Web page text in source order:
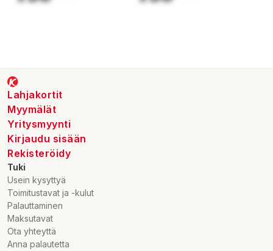
Lahjakortit
Myymälät
Yritysmyynti
Kirjaudu sisään
Rekisteröidy
Tuki
Usein kysyttyä
Toimitustavat ja -kulut
Palauttaminen
Maksutavat
Ota yhteyttä
Anna palautetta